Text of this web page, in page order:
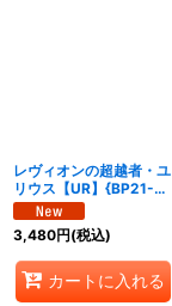
レヴィオンの超越者・ユ
リウス【UR】{BP21-
U02}《ロイヤル》
3,480円(税込)
カートに入れる